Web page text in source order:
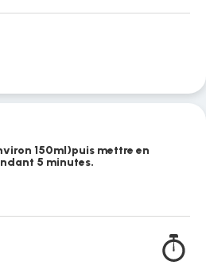
150ml)puis mettre en
5 minutes.